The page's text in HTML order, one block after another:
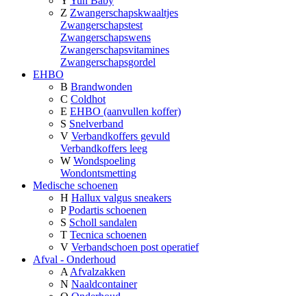
Z Zwangerschapskwaaltjes
Zwangerschapstest
Zwangerschapswens
Zwangerschapsvitamines
Zwangerschapsgordel
EHBO
B Brandwonden
C Coldhot
E EHBO (aanvullen koffer)
S Snelverband
V Verbandkoffers gevuld
Verbandkoffers leeg
W Wondspoeling
Wondontsmetting
Medische schoenen
H Hallux valgus sneakers
P Podartis schoenen
S Scholl sandalen
T Tecnica schoenen
V Verbandschoen post operatief
Afval - Onderhoud
A Afvalzakken
N Naaldcontainer